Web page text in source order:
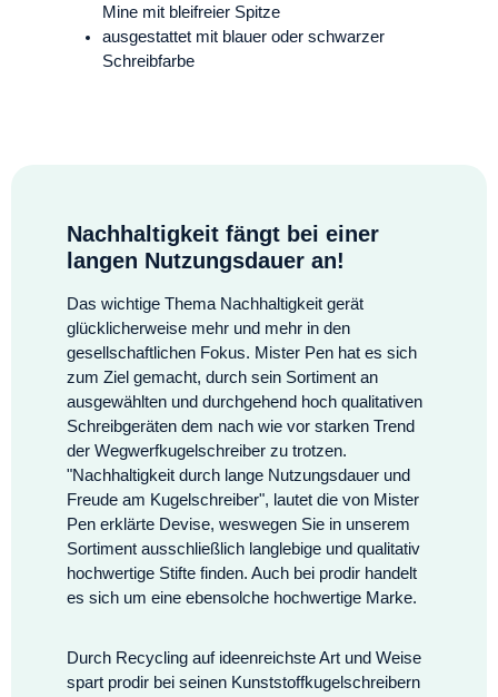
Mine mit bleifreier Spitze
ausgestattet mit blauer oder schwarzer
Schreibfarbe
Nachhaltigkeit fängt bei einer
langen Nutzungsdauer an!
Das wichtige Thema Nachhaltigkeit gerät
glücklicherweise mehr und mehr in den
gesellschaftlichen Fokus. Mister Pen hat es sich
zum Ziel gemacht, durch sein Sortiment an
ausgewählten und durchgehend hoch qualitativen
Schreibgeräten dem nach wie vor starken Trend
der Wegwerfkugelschreiber zu trotzen.
"Nachhaltigkeit durch lange Nutzungsdauer und
Freude am Kugelschreiber", lautet die von Mister
Pen erklärte Devise, weswegen Sie in unserem
Sortiment ausschließlich langlebige und qualitativ
hochwertige Stifte finden. Auch bei prodir handelt
es sich um eine ebensolche hochwertige Marke.
Durch Recycling auf ideenreichste Art und Weise
spart prodir bei seinen Kunststoffkugelschreibern